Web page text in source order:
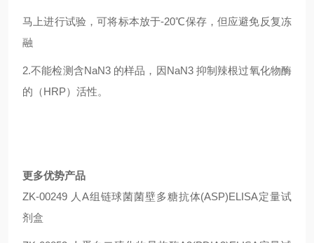
马上进行试验，可将标本放于-20℃保存，但应避免反复冻
融
2.不能检测含NaN3 的样品，因NaN3 抑制辣根过氧化物酶
的（HRP）活性。
更多优势产品
ZK-00249 人A组链球菌菌壁多糖抗体(ASP)ELISA定量试
剂盒